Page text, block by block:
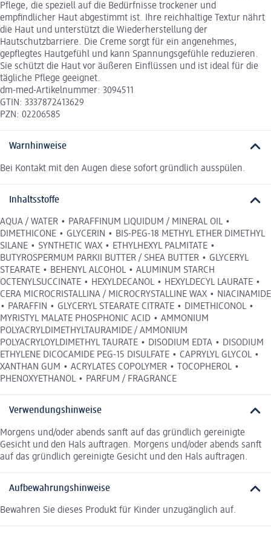
Pflege, die speziell auf die Bedürfnisse trockener und
empfindlicher Haut abgestimmt ist. Ihre reichhaltige Textur nährt
die Haut und unterstützt die Wiederherstellung der
Hautschutzbarriere. Die Creme sorgt für ein angenehmes,
gepflegtes Hautgefühl und kann Spannungsgefühle reduzieren.
Sie schützt die Haut vor äußeren Einflüssen und ist ideal für die
tägliche Pflege geeignet.
dm-med-Artikelnummer: 3094511
GTIN: 3337872413629
PZN: 02206585
Warnhinweise
Bei Kontakt mit den Augen diese sofort gründlich ausspülen.
Inhaltsstoffe
AQUA / WATER • PARAFFINUM LIQUIDUM / MINERAL OIL •
DIMETHICONE • GLYCERIN • BIS-PEG-18 METHYL ETHER DIMETHYL
SILANE • SYNTHETIC WAX • ETHYLHEXYL PALMITATE •
BUTYROSPERMUM PARKII BUTTER / SHEA BUTTER • GLYCERYL
STEARATE • BEHENYL ALCOHOL • ALUMINUM STARCH
OCTENYLSUCCINATE • HEXYLDECANOL • HEXYLDECYL LAURATE •
CERA MICROCRISTALLINA / MICROCRYSTALLINE WAX • NIACINAMIDE
• PARAFFIN • GLYCERYL STEARATE CITRATE • DIMETHICONOL •
MYRISTYL MALATE PHOSPHONIC ACID • AMMONIUM
POLYACRYLDIMETHYLTAURAMIDE / AMMONIUM
POLYACRYLOYLDIMETHYL TAURATE • DISODIUM EDTA • DISODIUM
ETHYLENE DICOCAMIDE PEG-15 DISULFATE • CAPRYLYL GLYCOL •
XANTHAN GUM • ACRYLATES COPOLYMER • TOCOPHEROL •
PHENOXYETHANOL • PARFUM / FRAGRANCE
Verwendungshinweise
Morgens und/oder abends sanft auf das gründlich gereinigte
Gesicht und den Hals auftragen. Morgens und/oder abends sanft
auf das gründlich gereinigte Gesicht und den Hals auftragen.
Aufbewahrungshinweise
Bewahren Sie dieses Produkt für Kinder unzugänglich auf.